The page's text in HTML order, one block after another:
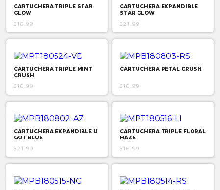
CARTUCHERA TRIPLE STAR
GLOW
$16.99
CARTUCHERA EXPANDIBLE
STAR GLOW
$21.99
CARTUCHERA TRIPLE MINT
CRUSH
$16.99
CARTUCHERA PETAL CRUSH
$16.99
CARTUCHERA EXPANDIBLE U
GOT BLUE
$21.99
CARTUCHERA TRIPLE FLORAL
HAZE
$16.99